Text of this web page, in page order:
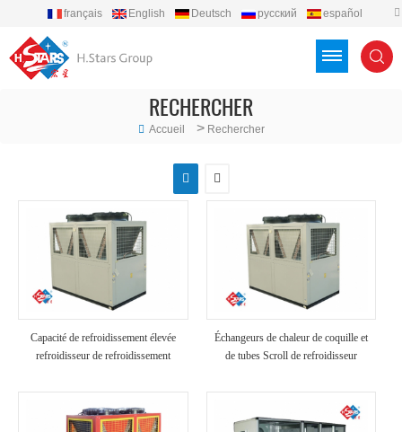
français English Deutsch русский
español
RECHERCHER
Accueil > Rechercher
Capacité de refroidissement élevée
refroidisseur de refroidissement
Échangeurs de chaleur de coquille et
de tubes Scroll de refroidisseur